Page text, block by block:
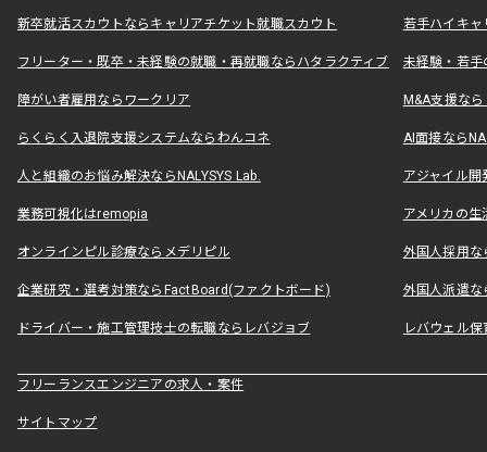
新卒就活スカウトならキャリアチケット就職スカウト 若手ハイキ
フリーター・既卒・未経験の就職・再就職ならハタラクティブ 未経験・若手
障がい者雇用ならワークリア M&A支援な
らくらく入退院支援システムならわんコネ AI面接なら
人と組織のお悩み解決ならNALYSYS Lab. アジャイル
業務可視化はremopia アメリカの
オンラインピル診療ならメデリピル 外国人採用
企業研究・選考対策ならFactBoard(ファクトボード) 外国人派遣な
ドライバー・施工管理技士の転職ならレバジョブ レバウェル
フリーランスエンジニアの求人・案件
サイトマップ